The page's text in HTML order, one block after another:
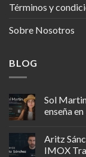
Términos y
Sobre Nosotros
BLOG
Sol
enseña
Aritz
IMOX